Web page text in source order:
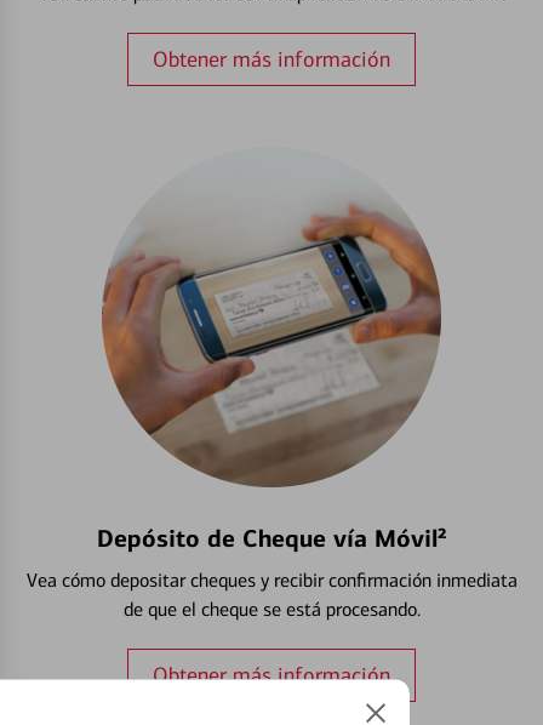
Obtener más información
Depósito de Cheque vía Móvil²
Vea cómo depositar cheques y recibir confirmación inmediata
de que el cheque se está procesando.
Obtener más información